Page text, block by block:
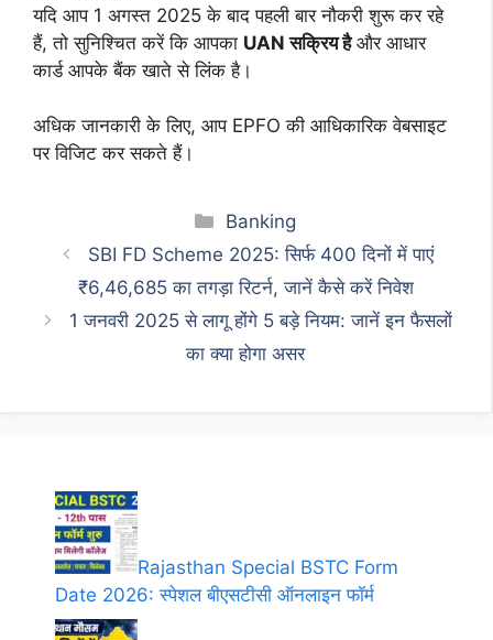
यदि आप 1 अगस्त 2025 के बाद पहली बार नौकरी शुरू कर रहे
हैं, तो सुनिश्चित करें कि आपका UAN सक्रिय हैऔर आधार
कार्ड आपके बैंक खाते से लिंक है।
अधिक जानकारी के लिए, आप EPFO की आधिकारिक वेबसाइट
पर विजिट कर सकते हैं।
Categories
Banking
SBI FD Scheme 2025: सिर्फ 400 दिनों में पाएं
₹6,46,685 का तगड़ा रिटर्न, जानें कैसे करें निवेश
1 जनवरी 2025 से लागू होंगे 5 बड़े नियम: जानें इन फैसलों
का क्या होगा असर
Rajasthan Special BSTC Form
Date 2026: स्पेशल बीएसटीसी ऑनलाइन फॉर्म